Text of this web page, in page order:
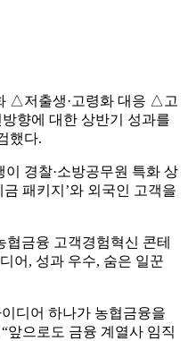
△저출생·고령화 대응 △고
향에 대한 상반기 성과를
했다.
경찰·소방공무원 특화 상
패키지’와 외국인 고객을
협금융 고객경험혁신 콘테
어, 성과 우수, 숨은 일꾼
디어 하나가 농협금융을
앞으로도 금융 계열사 임직